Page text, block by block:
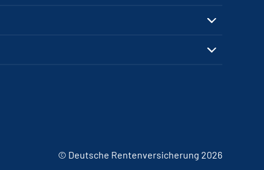
© Deutsche Rentenversicherung 2026